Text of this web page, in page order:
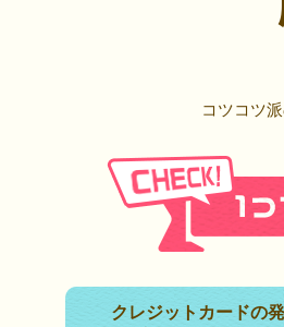
コツコツ
クレジットカードの